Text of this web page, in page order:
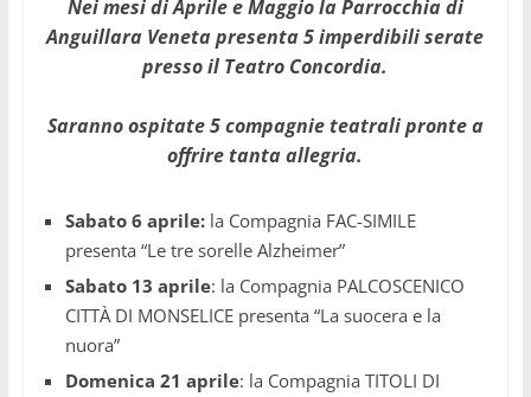
Nei mesi di Aprile e Maggio la Parrocchia di
Anguillara Veneta presenta 5 imperdibili serate
presso il Teatro Concordia.
Saranno ospitate 5 compagnie teatrali pronte a
offrire tanta allegria.
Sabato 6 aprile:la Compagnia FAC-SIMILE
presenta “Le tre sorelle Alzheimer”
Sabato 13 aprile: la Compagnia PALCOSCENICO
CITTÀ DI MONSELICE presenta “La suocera e la
nuora”
Domenica 21 aprile: la Compagnia TITOLI DI